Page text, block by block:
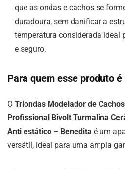
que as ondas e cachos se
duradoura, sem danificar a
temperatura considerada ideal
e seguro.
Para quem esse produto é
O Triondas Modelador de
Profissional Bivolt Turmalina
Anti estático – Benedita é um
versátil, ideal para uma ampla